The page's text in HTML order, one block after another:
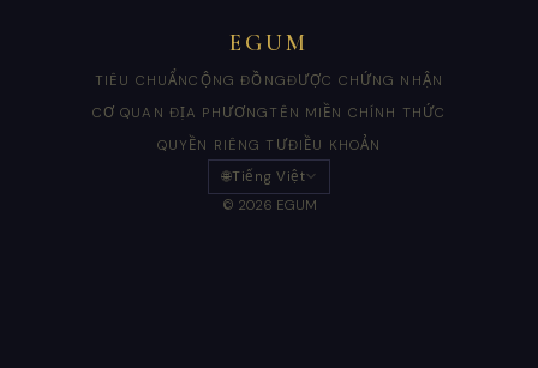
EGUM
TIÊU CHUẨNCỘNG ĐỒNGĐƯỢC CHỨNG NHẬN
CƠ QUAN ĐỊA PHƯƠNG TÊN MIỀN CHÍNH THỨC
QUYỀN RIÊNG TƯĐIỀU KHOẢN
🌐Tiếng Việt
© 2026 EGUM